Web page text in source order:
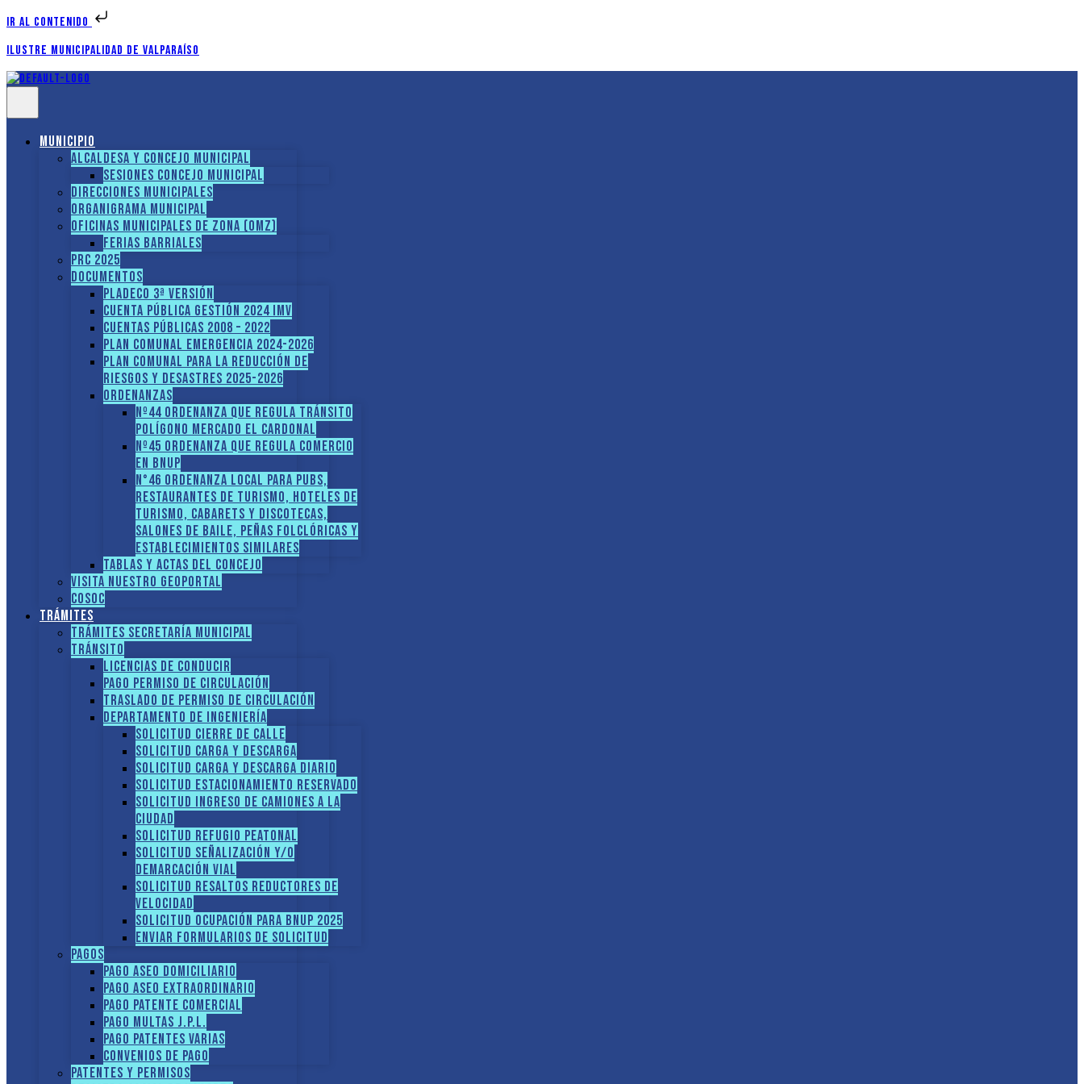
Ir al contenido
Ilustre Municipalidad de Valparaíso
Municipio
Alcaldesa y Concejo Municipal
Sesiones Concejo Municipal
Direcciones municipales
Organigrama Municipal
Oficinas Municipales de Zona (OMZ)
Ferias Barriales
PRC 2025
Documentos
PLADECO 3ª VERSIÓN
CUENTA PÚBLICA GESTIÓN 2024 IMV
Cuentas Públicas 2008 – 2022
PLAN COMUNAL EMERGENCIA 2024-2026
PLAN COMUNAL PARA LA REDUCCIÓN DE
RIESGOS Y DESASTRES 2025-2026
ORDENANZAS
Nº44 Ordenanza que regula tránsito
Polígono Mercado El Cardonal
Nº45 Ordenanza que regula comercio
en BNUP
N°46 Ordenanza local para pubs,
restaurantes de turismo, hoteles de
turismo, cabarets y discotecas,
salones de baile, peñas folclóricas y
establecimientos similares
Tablas y Actas del Concejo
Visita nuestro GEOPORTAL
COSOC
Trámites
Trámites Secretaría Municipal
Tránsito
Licencias de conducir
Pago Permiso de Circulación
Traslado de Permiso de circulación
Departamento de Ingeniería
Solicitud Cierre de calle
Solicitud Carga y descarga
Solicitud Carga y descarga diario
Solicitud Estacionamiento reservado
Solicitud Ingreso de camiones a la
ciudad
Solicitud Refugio peatonal
Solicitud Señalización y/o
demarcación vial
Solicitud Resaltos reductores de
velocidad
Solicitud Ocupación para BNUP 2025
ENVIAR FORMULARIOS DE SOLICITUD
Pagos
Pago Aseo domiciliario
Pago Aseo extraordinario
Pago Patente comercial
Pago multas J.P.L.
Pago Patentes varias
Convenios de pago
Patentes y Permisos